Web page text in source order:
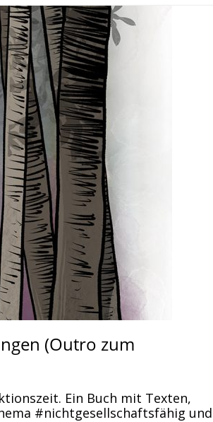
(Outro zum
Ein Buch mit Texten,
#nichtgesellschaftsfähig und